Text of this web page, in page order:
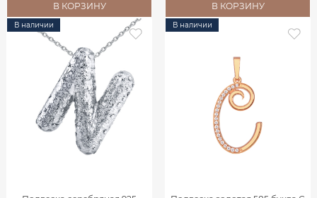
В КОРЗИНУ В КОРЗИНУ
В наличии В наличии